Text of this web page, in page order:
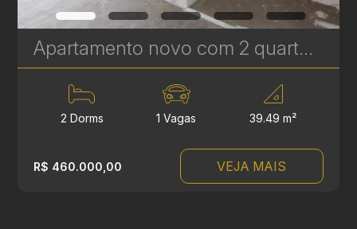
Apartamento novo com 2 quartos à Venda no Vila Izabel - 39 m² | Ref 415
2 Dorms 1 Vagas 39.49 m²
R$ 460.000,00 VEJA MAIS